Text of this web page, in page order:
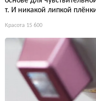
т. И никакой липкой
Красота 15 600